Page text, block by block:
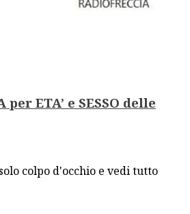
per ETA’ e SESSO delle
colpo d'occhio e vedi tutto